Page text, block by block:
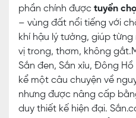
phần chính được tuyển
– vùng đất nổi tiếng với
khí hậu lý tưởng, giúp
vị trong, thơm, không
Sắn đen, Sắn xỉu, Đông
kể một câu chuyện về
nhưng được nâng cấp
duy thiết kế hiện đại.